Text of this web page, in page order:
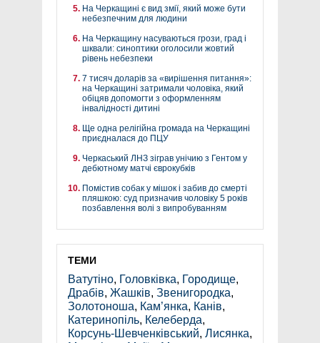
На Черкащині є вид змії, який може бути
небезпечним для людини
На Черкащину насуваються грози, град і
шквали: синоптики оголосили жовтий
рівень небезпеки
7 тисяч доларів за «вирішення питання»:
на Черкащині затримали чоловіка, який
обіцяв допомогти з оформленням
інвалідності дитині
Ще одна релігійна громада на Черкащині
приєдналася до ПЦУ
Черкаський ЛНЗ зіграв унічию з Гентом у
дебютному матчі єврокубків
Помістив собак у мішок і забив до смерті
пляшкою: суд призначив чоловіку 5 років
позбавлення волі з випробуванням
ТЕМИ
Ватутіно, Головківка, Городище,
Драбів, Жашків, Звенигородка,
Золотоноша, Кам’янка, Канів,
Катеринопіль, Келеберда,
Корсунь-Шевченківський, Лисянка,